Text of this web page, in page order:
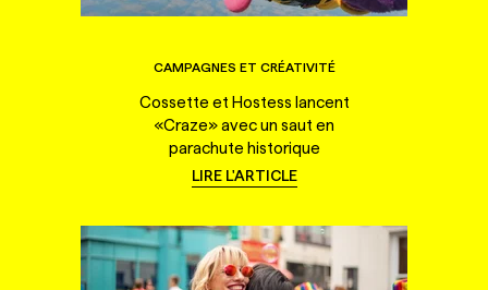
CAMPAGNES ET CRÉATIVITÉ
Cossette et Hostess lancent
«Craze» avec un saut en
parachute historique
LIRE L'ARTICLE